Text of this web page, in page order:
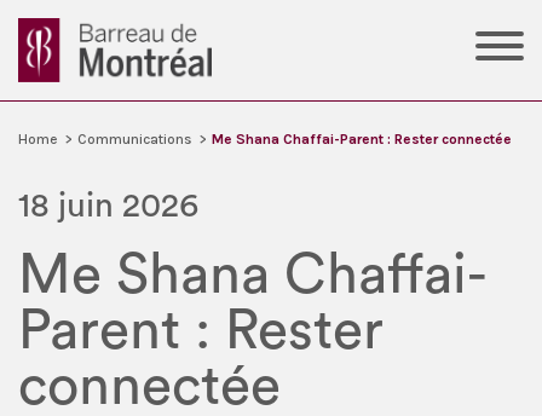
Home > Communications > Me Shana Chaffai-Parent : Rester connectée
18 juin 2026
Me Shana Chaffai-
Parent : Rester
connectée